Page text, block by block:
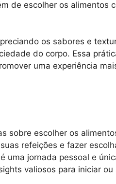
de escolher os alimentos
os sabores e
do corpo. Essa
uma experiência
sobre escolher os
refeições e fazer
uma jornada pessoal e
valiosos para iniciar ou